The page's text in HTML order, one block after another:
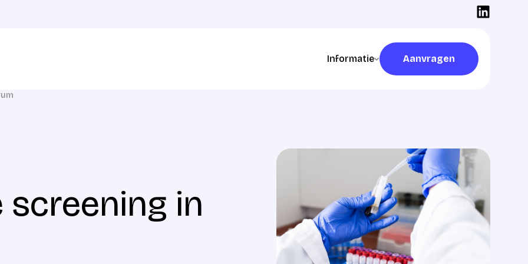
Informatie
Aanvragen
Aanvragen
screening in